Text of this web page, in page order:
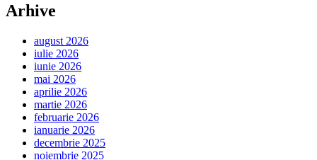
Arhive
august 2026
iulie 2026
iunie 2026
mai 2026
aprilie 2026
martie 2026
februarie 2026
ianuarie 2026
decembrie 2025
noiembrie 2025